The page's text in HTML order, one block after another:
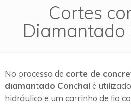
Cortes
Diamantado
No processo de corte de
diamantado Conchal é
hidráulico e um carrinho de fio